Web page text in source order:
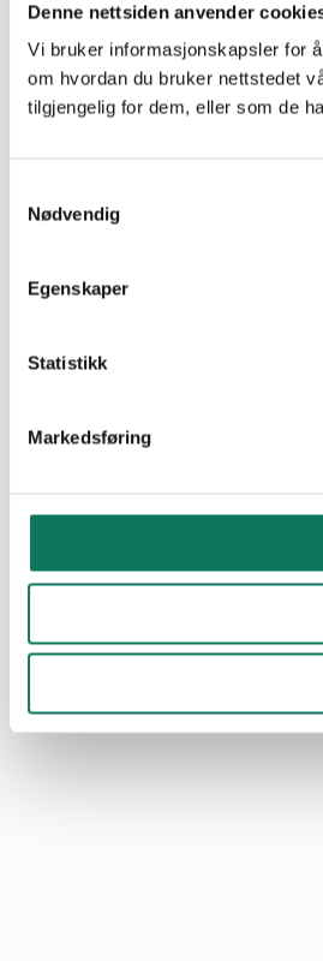
Denne nettsiden anvender
Vi bruker informasjonskapsler for
om hvordan du bruker nettstedet
tilgjengelig for dem, eller som de
Nødvendig
Egenskaper
Statistikk
Markedsføring